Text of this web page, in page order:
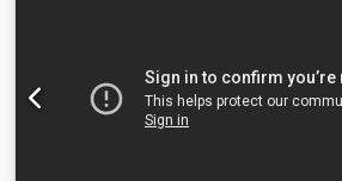
ccm Presión de inyección: 1778 bar 2.º
22 Presión de inyección: 1674 bar
Distancia entre unidades